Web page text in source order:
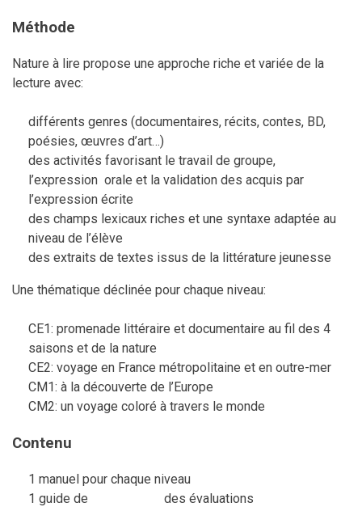
Méthode
Nature à lire propose une approche riche et variée de la
lecture avec:
différents genres (documentaires, récits, contes, BD,
poésies, œuvres d’art…)
des activités favorisant le travail de groupe,
l’expression orale et la validation des acquis par
l’expression écrite
des champs lexicaux riches et une syntaxe adaptée au
niveau de l’élève
des extraits de textes issus de la littérature jeunesse
Une thématique déclinée pour chaque niveau:
CE1: promenade littéraire et documentaire au fil des 4
saisons et de la nature
CE2: voyage en France métropolitaine et en outre-mer
CM1: à la découverte de l’Europe
CM2: un voyage coloré à travers le monde
Contenu
1 manuel pour chaque niveau
1 guide de
des évaluations